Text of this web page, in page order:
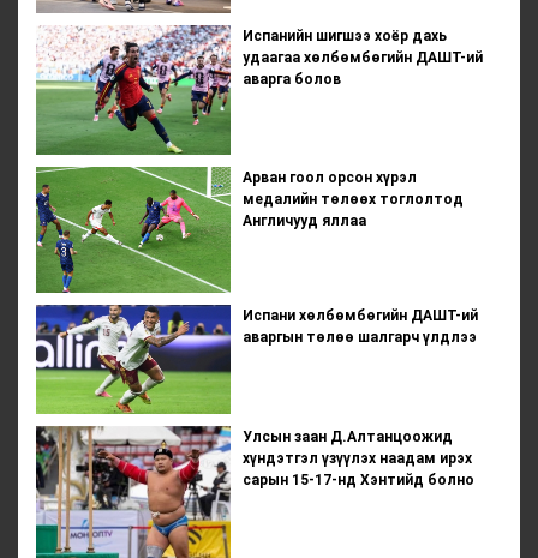
Испанийн шигшээ хоёр дахь
удаагаа хөлбөмбөгийн ДАШТ-ий
аварга болов
Арван гоол орсон хүрэл
медалийн төлөөх тоглолтод
Англичууд яллаа
Испани хөлбөмбөгийн ДАШТ-ий
аваргын төлөө шалгарч үлдлээ
Улсын заан Д.Алтанцоожид
хүндэтгэл үзүүлэх наадам ирэх
сарын 15-17-нд Хэнтийд болно